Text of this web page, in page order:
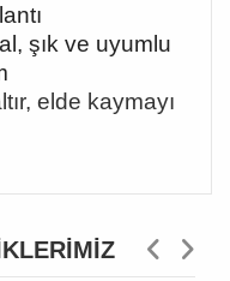
şık ve uyumlu
elde kaymayı